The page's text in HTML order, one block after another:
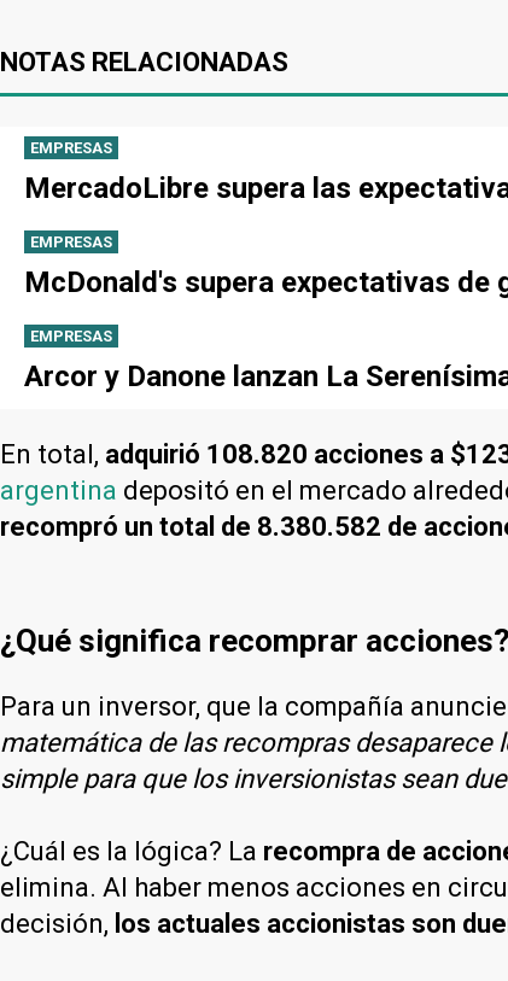
NOTAS RELACIONADAS
EMPRESAS
MercadoLibre supera las
EMPRESAS
McDonald's supera expectativas
EMPRESAS
Arcor y Danone lanzan La
En total, adquirió 108.820 acciones a
argentina depositó en el mercado
recompró un total de 8.380.582 de
¿Qué significa recomprar acciones?
Para un inversor, que la compañía
matemática de las recompras desaparece
simple para que los inversionistas sean
¿Cuál es la lógica? La recompra de
elimina. Al haber menos acciones en
decisión, los actuales accionistas son